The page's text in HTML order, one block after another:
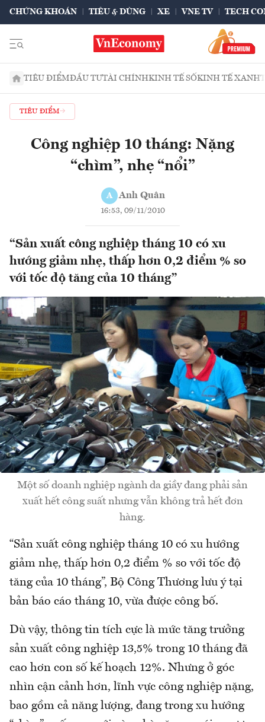
CHỨNG KHOÁN TIÊU & DÙNG XE VNE TV TECH
TIÊU ĐIỂMĐẦU TƯTÀI CHÍNHKINH TẾ SỐKINH TẾ XANH
TIÊU ĐIỂM
Công nghiệp 10 tháng: Nặng
“chìm”, nhẹ “nổi”
A Anh Quân
16:53, 09/11/2010
“Sản xuất công nghiệp tháng 10 có xu
hướng giảm nhẹ, thấp hơn 0,2 điểm % so
với tốc độ tăng của 10 tháng”
Một số doanh nghiệp ngành da giầy đang phải sản
xuất hết công suất nhưng vẫn không trả hết đơn
hàng.
“Sản xuất công nghiệp tháng 10 có xu hướng
giảm nhẹ, thấp hơn 0,2 điểm % so với tốc độ
tăng của 10 tháng”, Bộ Công Thương lưu ý tại
bản báo cáo tháng 10, vừa được công bố.
Dù vậy, thông tin tích cực là mức tăng trưởng
sản xuất công nghiệp 13,5% trong 10 tháng đã
cao hơn con số kế hoạch 12%. Nhưng ở góc
nhìn cận cảnh hơn, lĩnh vực công nghiệp nặng,
bao gồm cả năng lượng, đang trong xu hướng